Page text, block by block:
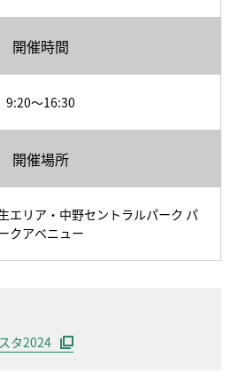
開催時間
9:20～16:30
開催場所
エリア・中野セントラルパーク パ
クアベニュー
タ2024